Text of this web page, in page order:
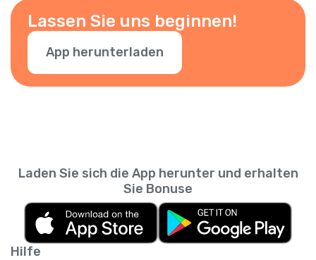
Lassen Sie uns beginnen!
App herunterladen
Hilfe
Laden Sie sich die App herunter und erhalten
Sie Bonuse